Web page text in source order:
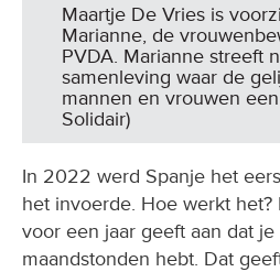
Maartje De Vries is
Marianne, de
PVDA. Marianne streeft
samenleving waar de
mannen en vrouwen
Solidair)
In 2022 werd Spanje het
het invoerde. Hoe werkt het?
voor een jaar geeft aan dat
maandstonden hebt. Dat